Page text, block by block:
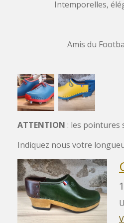
Intemporelles,
Amis du
ATTENTION : les pointures
Indiquez nous votre